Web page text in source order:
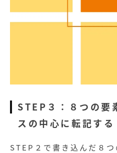
STEP３：８つの要
スの中心に転記する
STEP２で書き込んだ８